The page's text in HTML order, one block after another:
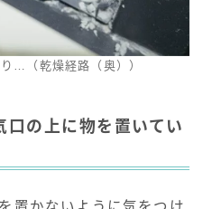
…（乾燥経路（奥））
の上に物を置いてい